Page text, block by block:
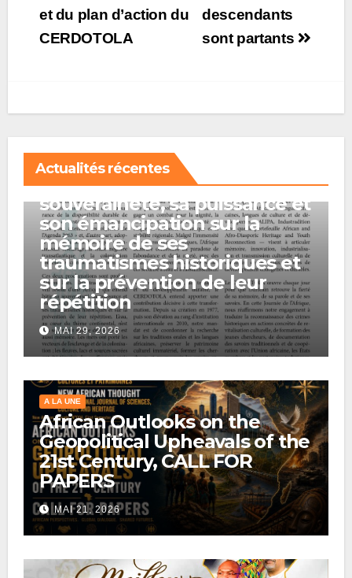
descendants
sont partants
et du plan d’action du
CERDOTOLA
Actualités récentes
A LA UNE
L’Afrique entend bâtir sa
souveraineté, sa puissance et
son émancipation sur la
mémoire de ses
traumatismes historiques et
sur la prévention de leur
répétition
MAI 29, 2026
A LA UNE
African Outlooks on the
Geopolitical Upheavals of the
21st Century, CALL FOR
PAPERS
MAI 21, 2026